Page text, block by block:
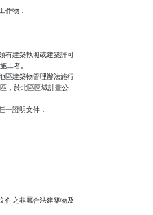
作物：
有建築執照或建築許可
工者。
區建築物管理辦法施行
，於北區區域計畫公
一證明文件：
件之非屬合法建築物及